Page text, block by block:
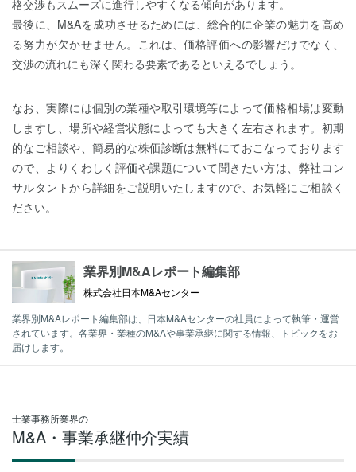
格交渉もスムーズに進行しやすくなる傾向があります。
最後に、M&Aを成功させるためには、総合的に企業の魅力を高め
る努力が欠かせません。これは、価格評価への影響だけでなく、
交渉の流れにも深く関わる要素であるといえるでしょう。
なお、実際には個別の業種や取引環境等によって価格相場は変動
しますし、場所や経営状態によっても大きく左右されます。初期
的なご相談や、簡易的な株価診断は無料にておこなっております
ので、よりくわしく評価や課題について聞きたい方は、弊社コン
サルタントから詳細をご説明いたしますので、お気軽にご相談く
ださい。
業界別M&Aレポート編集部
株式会社日本M&Aセンター
業界別M&Aレポート編集部は、日本M&Aセンターの社員によって執筆・運営
されています。各業界・業種のM&Aや事業承継に関する情報、トピックをお
届けします。
士業事務所業界の
M&A・事業承継仲介実績